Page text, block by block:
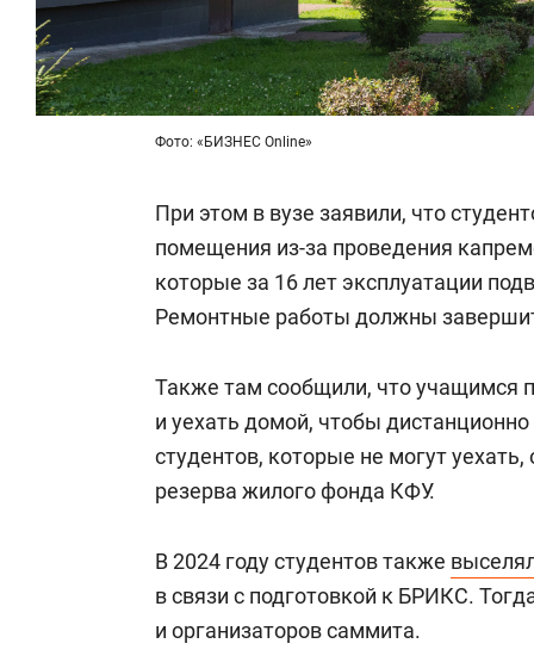
Фото: «БИЗНЕС Online»
При этом в вузе заявили, что
помещения из-за проведения
которые за 16 лет эксплуатации
Ремонтные работы должны
Также там сообщили, что учащимся
и уехать домой, чтобы
студентов, которые не могут
резерва жилого фонда КФУ.
В 2024 году студентов также
в связи с подготовкой к БРИКС.
и организаторов саммита.